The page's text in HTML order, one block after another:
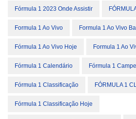
Fórmula 1 2023 Onde Assistir
Formula 1 Ao Vivo Formula 1 Ao Vivo
Fórmula 1 Ao Vivo Hoje Formula 1 Ao
Fórmula 1 Calendário Fórmula 1
Fórmula 1 Classificação FÓRMULA 1
Fórmula 1 Classificação Hoje